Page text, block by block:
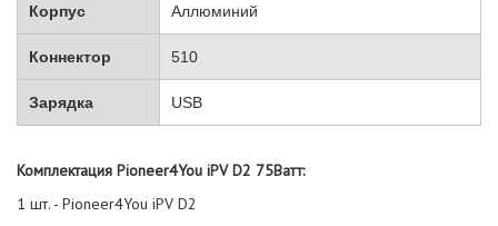
Корпус Аллюминий
Коннектор 510
Зарядка USB
Комплектация Pioneer4You iPV D2 75Ватт:
1 шт. - Pioneer4You iPV D2